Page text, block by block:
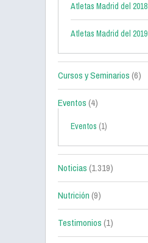
Atletas Madrid del 2018
Atletas Madrid del 2019
Cursos y Seminarios(6)
Eventos(4)
Eventos (1)
Noticias(1.319)
Nutrición(9)
Testimonios(1)